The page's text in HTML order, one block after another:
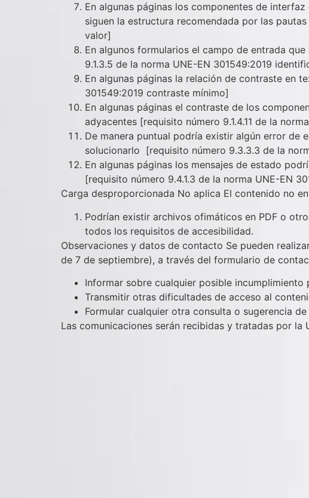
En algunas páginas los componentes de
siguen la estructura recomendada por las
valor]
En algunos formularios el campo de entrada
9.1.3.5 de la norma UNE-EN 301549:2019
En algunas páginas la relación de contraste en
301549:2019 contraste mínimo]
En algunas páginas el contraste de los
adyacentes [requisito número 9.1.4.11 de la
De manera puntual podría existir algún error de
solucionarlo [requisito número 9.3.3.3 de la
En algunas páginas los mensajes de estado
[requisito número 9.4.1.3 de la norma UNE-EN
Carga desproporcionada No aplica El contenido no
Podrían existir archivos ofimáticos en PDF o
todos los requisitos de accesibilidad.
Observaciones y datos de contacto Se pueden
de 7 de septiembre), a través del formulario de
Informar sobre cualquier posible
Transmitir otras dificultades de acceso al
Formular cualquier otra consulta o sugerencia
Las comunicaciones serán recibidas y tratadas por la